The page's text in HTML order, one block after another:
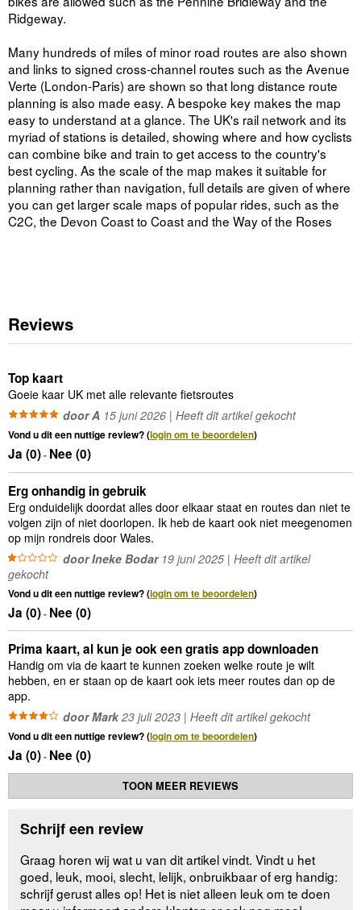
Ridgeway.
Many hundreds of miles of minor road routes are also shown
and links to signed cross-channel routes such as the Avenue
Verte (London-Paris) are shown so that long distance route
planning is also made easy. A bespoke key makes the map
easy to understand at a glance. The UK's rail network and its
myriad of stations is detailed, showing where and how cyclists
can combine bike and train to get access to the country's
best cycling. As the scale of the map makes it suitable for
planning rather than navigation, full details are given of where
you can get larger scale maps of popular rides, such as the
C2C, the Devon Coast to Coast and the Way of the Roses
Reviews
Top kaart
Goeie kaar UK met alle relevante fietsroutes
door A 15 juni 2026 | Heeft dit artikel gekocht
Vond u dit een nuttige review? (login om te beoordelen)
Ja (0)- Nee (0)
Erg onhandig in gebruik
Erg onduidelijk doordat alles door elkaar staat en routes dan niet te
volgen zijn of niet doorlopen. Ik heb de kaart ook niet meegenomen
op mijn rondreis door Wales.
door Ineke Bodar19 juni 2025 | Heeft dit artikel
gekocht
Vond u dit een nuttige review? (login om te beoordelen)
Ja (0)- Nee (0)
Prima kaart, al kun je ook een gratis app downloaden
Handig om via de kaart te kunnen zoeken welke route je wilt
hebben, en er staan op de kaart ook iets meer routes dan op de
app.
door Mark23 juli 2023 | Heeft dit artikel gekocht
Vond u dit een nuttige review? (login om te beoordelen)
Ja (0)- Nee (0)
TOON MEER REVIEWS
Schrijf een review
Graag horen wij wat u van dit artikel vindt. Vindt u het
goed, leuk, mooi, slecht, lelijk, onbruikbaar of erg handig:
schrijf gerust alles op! Het is niet alleen leuk om te doen